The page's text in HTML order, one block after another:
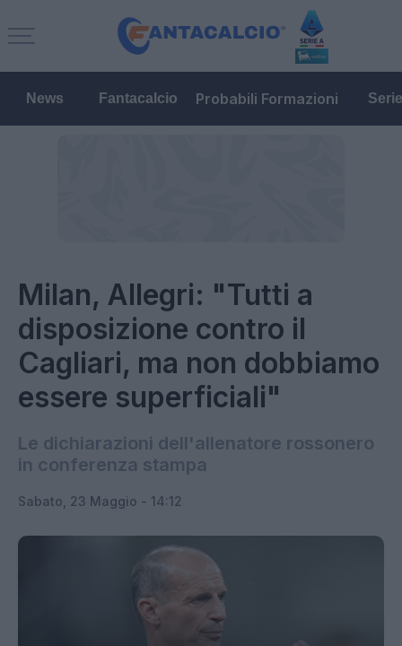
News Fantacalcio Probabili Formazioni
Milan, Allegri: "Tutti a
disposizione contro il
Cagliari, ma non dobbiamo
essere superficiali"
Le dichiarazioni dell'allenatore rossonero
in conferenza stampa
Sabato, 23 Maggio - 14:12